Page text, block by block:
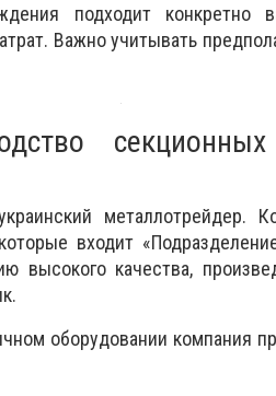
подходит конкретно
Важно учитывать
металлотрейдер.
входит
высокого качества,
оборудовании компания